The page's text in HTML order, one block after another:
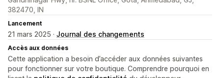
382470, IN
Lancement
21 mars 2025 · Journal des changements
Accès aux données
Cette application a besoin d’accéder aux données suivantes
pour fonctionner sur votre boutique. Comprendre pourquoi en